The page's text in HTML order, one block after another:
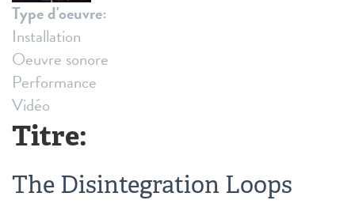
Type d'oeuvre:
Installation
Oeuvre sonore
Performance
Vidéo
Titre:
The Disintegration Loops